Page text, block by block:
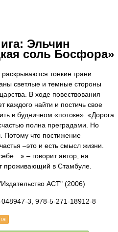
Эльчин
соль Босфора»
тонкие грани
светлые и темные стороны
В ходе повествования
каждого найти и постичь свое
в будничном «потоке». «Дорога
полна преградами. Но
Потому что постижение
–это и есть смысл жизни.
– говорит автор, на
проживающий в Стамбуле.
АСТ" (2006)
3, 978-5-271-18912-8